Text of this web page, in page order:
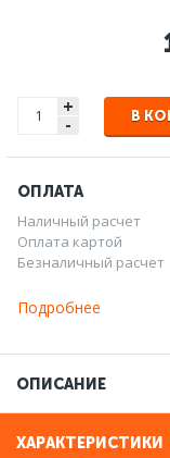
+
- В
ОПЛАТА
Наличный расчет
Оплата картой
Безналичный расчет
Подробнее
ОПИСАНИЕ
ХАРАКТЕРИСТИКИ